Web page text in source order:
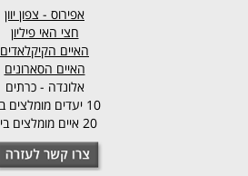
אפירוס - צפון יוון
חצי האי פיליון
האיים הקיקלאדים
האיים הסארונים
אלונדה - כרתים
10 יעדים מומלצים ביוון
20 איים מומלצים ביוון